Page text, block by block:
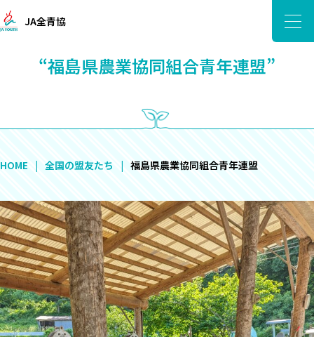
JA全青協
“福島県農業協同組合青年連盟”
HOME 全国の盟友たち 福島県農業協同組合青年連盟